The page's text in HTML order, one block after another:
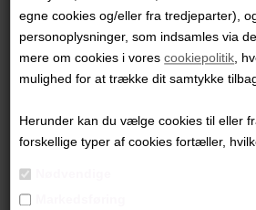
egne cookies og/eller fra tredjeparter),
personoplysninger, som indsamles via
mere om cookies i vorescookiepolitik ,
mulighed for at trække dit samtykke
Herunder kan du vælge cookies til eller
forskellige typer af cookies fortæller,
1.200,00DKK
"Uden Titel"
70 x 50 cm.
Giclée Tryk, oplag 25